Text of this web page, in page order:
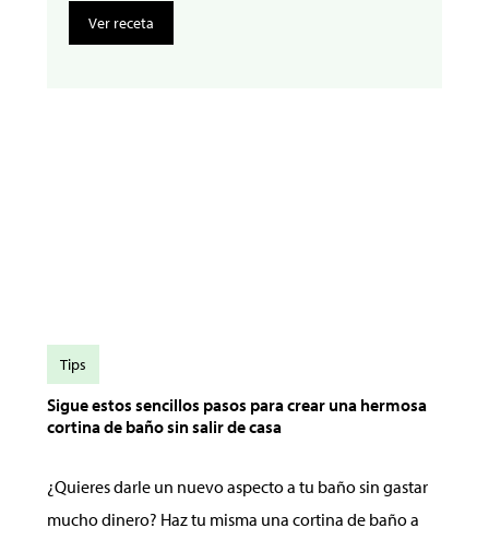
Ver receta
Sigue estos sencillos pasos para crear una hermosa
cortina de baño sin salir de casa
¿Quieres darle un nuevo aspecto a tu baño sin gastar
mucho dinero? Haz tu misma una cortina de baño a
Tips